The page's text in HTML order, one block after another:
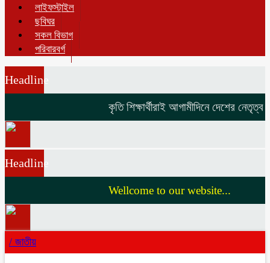
লাইফস্টাইল
ছবিঘর
সকল বিভাগ
পরিবারবর্গ
Headline
কৃতি শিক্ষার্থীরাই আগামীদিনে দেশের নেতৃত্ব
Headline
Wellcome to our website...
/ জাতীয়